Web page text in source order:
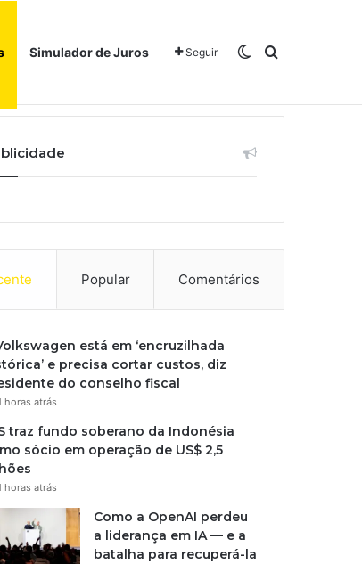
Simulador de Juros Seguir Switch skin
Procurar por
Popular Comentários
está em ‘encruzilhada
e precisa cortar custos, diz
do conselho fiscal
horas atrás
traz fundo soberano da Indonésia
sócio em operação de US$ 2,5
horas atrás
Como a OpenAI perdeu
a liderança em IA — e a
batalha para recuperá-la